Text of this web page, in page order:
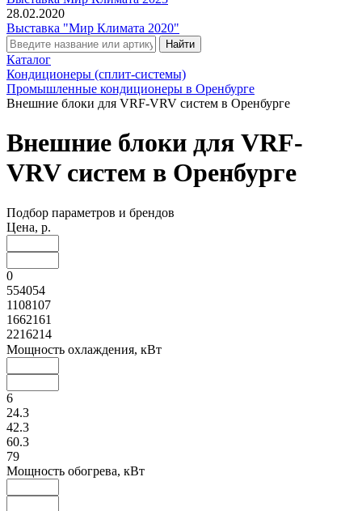
28.02.2020
Выставка "Мир Климата 2020"
Каталог
Кондиционеры (сплит-системы)
Промышленные кондиционеры в Оренбурге
Внешние блоки для VRF-VRV систем в Оренбурге
Внешние блоки для VRF-
VRV систем в Оренбурге
Подбор параметров и брендов
Цена, р.
0
554054
1108107
1662161
2216214
Мощность охлаждения, кВт
6
24.3
42.3
60.3
79
Мощность обогрева, кВт